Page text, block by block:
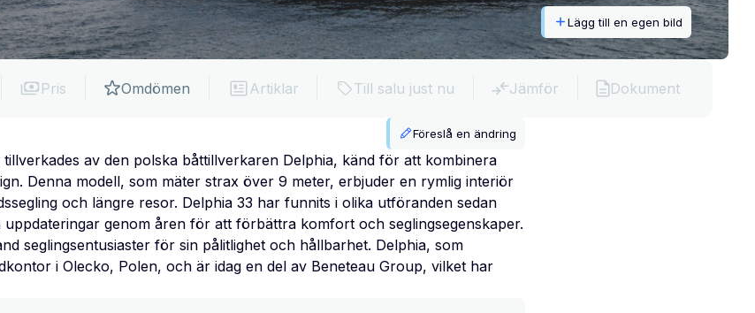
Lägg till en egen bild
Pris Omdömen Artiklar Till salu just nu Jämför Dokument
Föreslå en ändring
tillverkades av den polska båttillverkaren Delphia, känd för att kombinera
Denna modell, som mäter strax över 9 meter, erbjuder en rymlig interiör
och längre resor. Delphia 33 har funnits i olika utföranden sedan
uppdateringar genom åren för att förbättra komfort och seglingsegenskaper.
seglingsentusiaster för sin pålitlighet och hållbarhet. Delphia, som
i Olecko, Polen, och är idag en del av Beneteau Group, vilket har